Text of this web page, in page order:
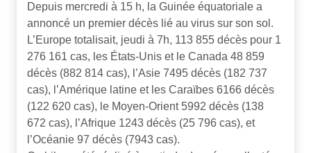
Depuis mercredi à 15 h, la Guinée équatoriale a
annoncé un premier décès lié au virus sur son sol.
L’Europe totalisait, jeudi à 7h, 113 855 décès pour 1
276 161 cas, les États-Unis et le Canada 48 859
décès (882 814 cas), l’Asie 7495 décès (182 737
cas), l’Amérique latine et les Caraïbes 6166 décès
(122 620 cas), le Moyen-Orient 5992 décès (138
672 cas), l’Afrique 1243 décès (25 796 cas), et
l’Océanie 97 décès (7943 cas).